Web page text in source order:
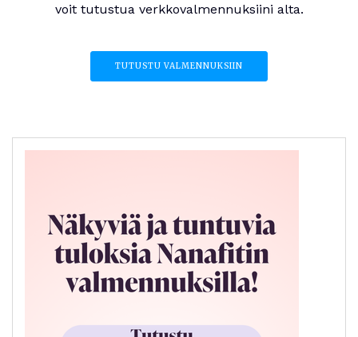
voit tutustua verkkovalmennuksiini alta.
TUTUSTU VALMENNUKSIIN